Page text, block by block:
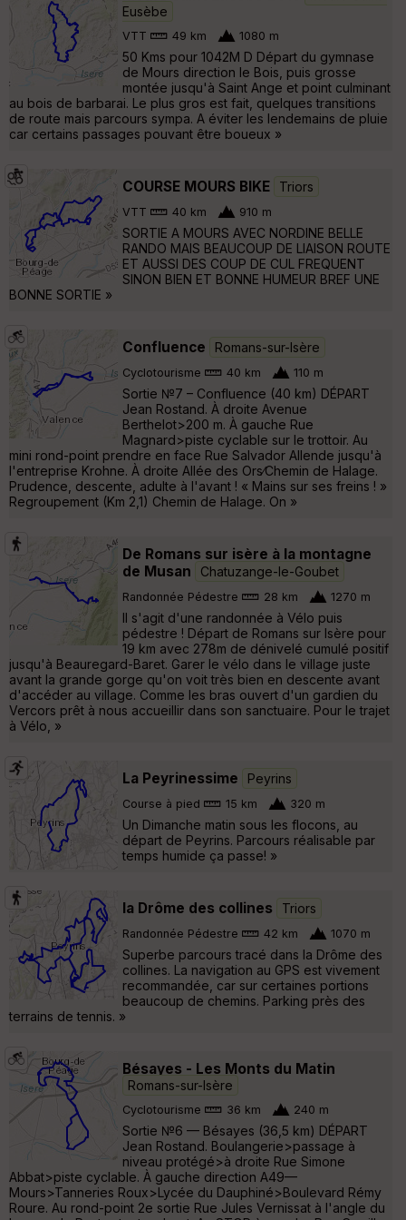
Eusèbe
VTT 49 km 1080 m
50 Kms pour 1042M D Départ du gymnase
de Mours direction le Bois, puis grosse
montée jusqu'à Saint Ange et point culminant
au bois de barbarai. Le plus gros est fait, quelques transitions
de route mais parcours sympa. A éviter les lendemains de pluie
car certains passages pouvant être boueux »
COURSE MOURS BIKE Triors
VTT 40 km 910 m
SORTIE A MOURS AVEC NORDINE BELLE
RANDO MAIS BEAUCOUP DE LIAISON ROUTE
ET AUSSI DES COUP DE CUL FREQUENT
SINON BIEN ET BONNE HUMEUR BREF UNE
BONNE SORTIE »
Confluence Romans-sur-Isère
Cyclotourisme 40 km 110 m
Sortie №7 – Confluence (40 km) DÉPART
Jean Rostand. À droite Avenue
Berthelot>200 m. À gauche Rue
Magnard>piste cyclable sur le trottoir. Au
mini rond-point prendre en face Rue Salvador Allende jusqu'à
l'entreprise Krohne. À droite Allée des Ors∕Chemin de Halage.
Prudence, descente, adulte à l'avant ! « Mains sur ses freins ! »
Regroupement (Km 2,1) Chemin de Halage. On »
De Romans sur isère à la montagne
de Musan
Chatuzange-le-Goubet
Randonnée Pédestre 28 km 1270 m
Il s'agit d'une randonnée à Vélo puis
pédestre ! Départ de Romans sur Isère pour
19 km avec 278m de dénivelé cumulé positif
jusqu'à Beauregard-Baret. Garer le vélo dans le village juste
avant la grande gorge qu'on voit très bien en descente avant
d'accéder au village. Comme les bras ouvert d'un gardien du
Vercors prêt à nous accueillir dans son sanctuaire. Pour le trajet
à Vélo, »
La Peyrinessime Peyrins
Course à pied 15 km 320 m
Un Dimanche matin sous les flocons, au
départ de Peyrins. Parcours réalisable par
temps humide ça passe! »
la Drôme des collines Triors
Randonnée Pédestre 42 km 1070 m
Superbe parcours tracé dans la Drôme des
collines. La navigation au GPS est vivement
recommandée, car sur certaines portions
beaucoup de chemins. Parking près des
terrains de tennis. »
Bésayes - Les Monts du Matin
Romans-sur-Isère
Cyclotourisme 36 km 240 m
Sortie №6 — Bésayes (36,5 km) DÉPART
Jean Rostand. Boulangerie>passage à
niveau protégé>à droite Rue Simone
Abbat>piste cyclable. À gauche direction A49—
Mours>Tanneries Roux>Lycée du Dauphiné>Boulevard Rémy
Roure. Au rond-point 2e sortie Rue Jules Vernissat à l'angle du